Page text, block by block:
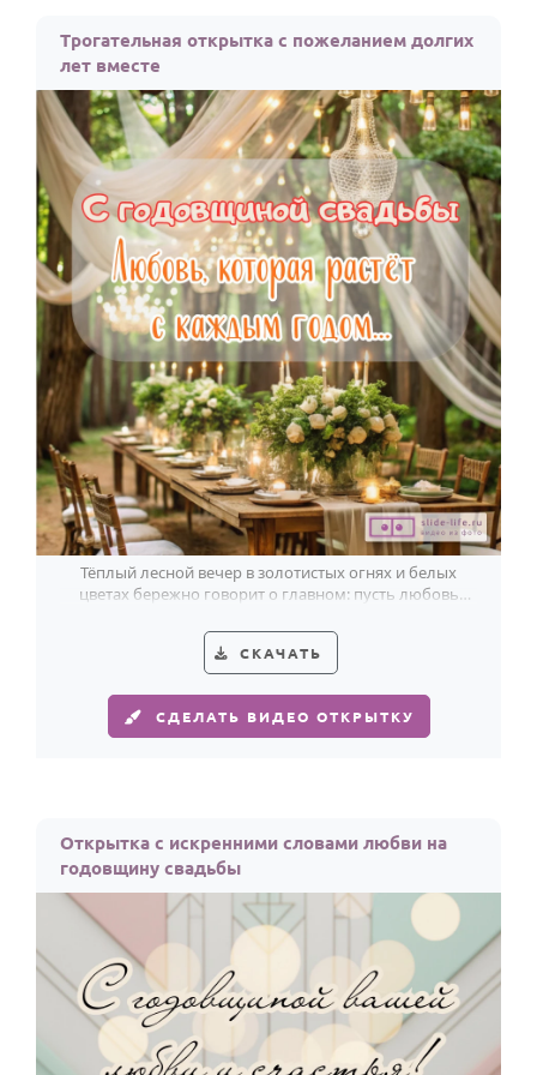
Трогательная открытка с пожеланием долгих
лет вместе
Тёплый лесной вечер в золотистых огнях и белых
цветах бережно говорит о главном: пусть любовь
СКАЧАТЬ
СДЕЛАТЬ ВИДЕО ОТКРЫТКУ
Открытка с искренними словами любви на
годовщину свадьбы